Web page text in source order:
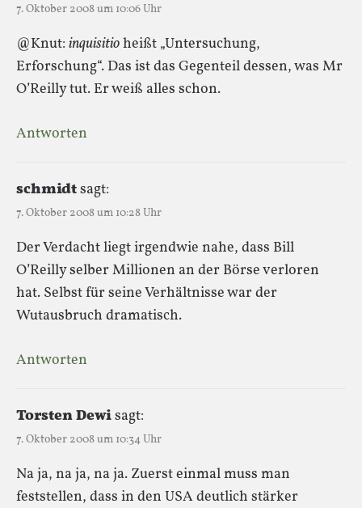
7. Oktober 2008 um 10:06 Uhr
@Knut: inquisitioheißt „Untersuchung,
Erforschung“. Das ist das Gegenteil dessen, was Mr
O’Reilly tut. Er weiß alles schon.
Antworten
schmidtsagt:
7. Oktober 2008 um 10:28 Uhr
Der Verdacht liegt irgendwie nahe, dass Bill
O’Reilly selber Millionen an der Börse verloren
hat. Selbst für seine Verhältnisse war der
Wutausbruch dramatisch.
Antworten
Torsten Dewisagt:
7. Oktober 2008 um 10:34 Uhr
Na ja, na ja, na ja. Zuerst einmal muss man
feststellen, dass in den USA deutlich stärker